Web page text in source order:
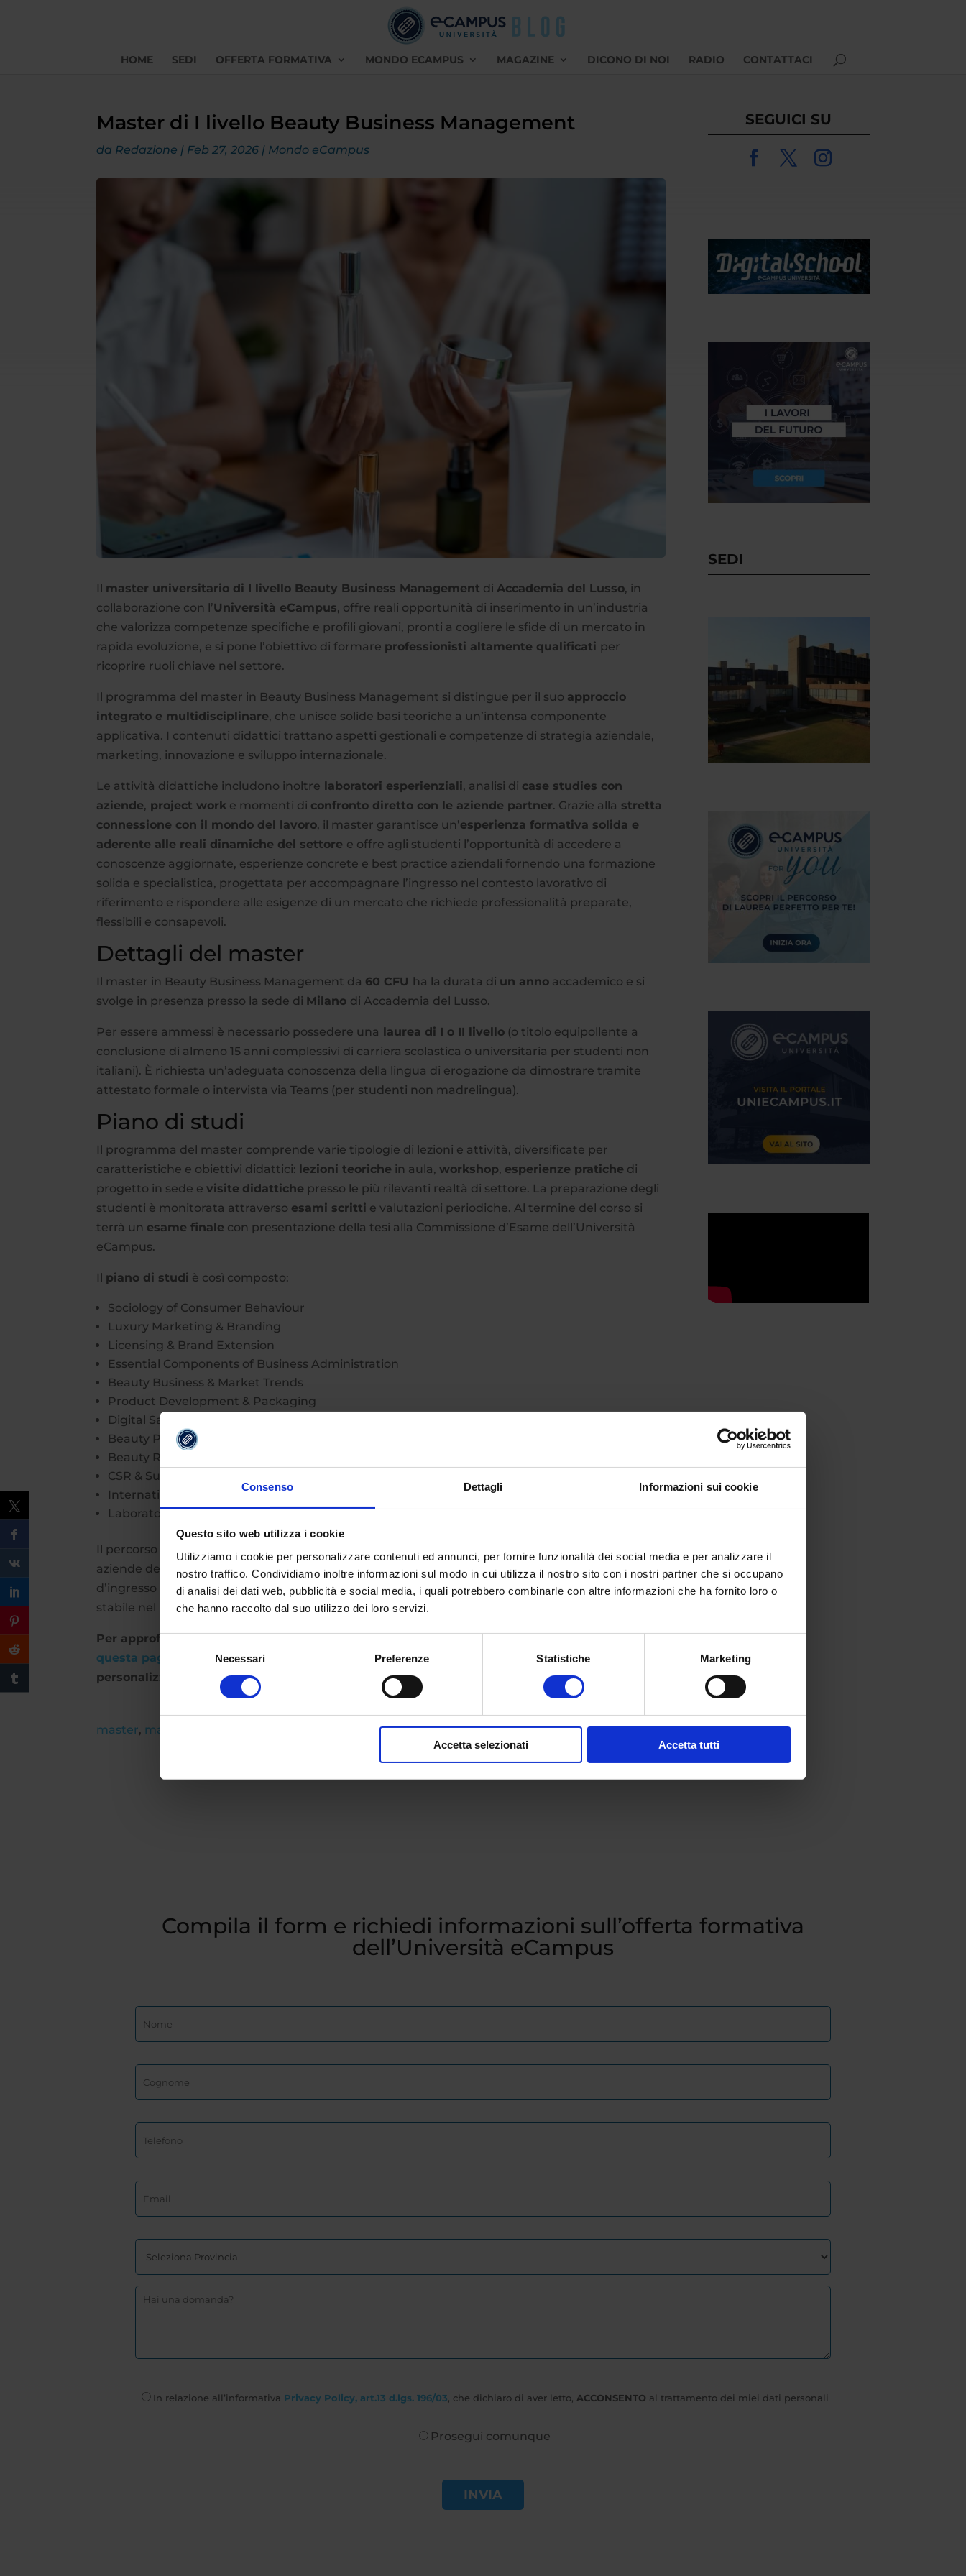
Consenso Dettagli Informazioni sui cookie
Questo sito web utilizza i cookie
Utilizziamo i cookie per personalizzare contenuti ed annunci, per fornire funzionalità dei social media e per analizzare il
nostro traffico. Condividiamo inoltre informazioni sul modo in cui utilizza il nostro sito con i nostri partner che si occupano
di analisi dei dati web, pubblicità e social media, i quali potrebbero combinarle con altre informazioni che ha fornito loro o
che hanno raccolto dal suo utilizzo dei loro servizi.
Selezione
del
Necessari Preferenze Statistiche Marketing
Accetta selezionati Accetta tutti
HOME SEDI OFFERTA FORMATIVA MONDO ECAMPUS MAGAZINE DICONO DI NOI RADIO CONTATTACI
Master di I livello Beauty Business Management
da Redazione | Feb 27, 2026 | Mondo eCampus
Il master universitario di I livello Beauty Business Management diAccademia del Lusso, in
collaborazione con l’Università eCampus, offre reali opportunità di inserimento in un’industria
che valorizza competenze specifiche e profili giovani, pronti a cogliere le sfide di un mercato in
rapida evoluzione, e si pone l’obiettivo di formare professionisti altamente qualificati per
ricoprire ruoli chiave nel settore.
Il programma del master in Beauty Business Management si distingue per il suo approccio
integrato e multidisciplinare, che unisce solide basi teoriche a un’intensa componente
applicativa. I contenuti didattici trattano aspetti gestionali e competenze di strategia aziendale,
marketing, innovazione e sviluppo internazionale.
Le attività didattiche includono inoltre laboratori esperienziali, analisi di case studies con
aziende, project work e momenti di confronto diretto con le aziende partner. Grazie alla stretta
connessione con il mondo del lavoro, il master garantisce un’esperienza formativa solida e
aderente alle reali dinamiche del settore e offre agli studenti l’opportunità di accedere a
conoscenze aggiornate, esperienze concrete e best practice aziendali fornendo una formazione
solida e specialistica, progettata per accompagnare l’ingresso nel contesto lavorativo di
riferimento e rispondere alle esigenze di un mercato che richiede professionalità preparate,
flessibili e consapevoli.
Dettagli del master
Il master in Beauty Business Management da 60 CFU ha la durata di un anno accademico e si
svolge in presenza presso la sede di Milano di Accademia del Lusso.
Per essere ammessi è necessario possedere una laurea di I o II livello (o titolo equipollente a
conclusione di almeno 15 anni complessivi di carriera scolastica o universitaria per studenti non
italiani). È richiesta un’adeguata conoscenza della lingua di erogazione da dimostrare tramite
attestato formale o intervista via Teams (per studenti non madrelingua).
Piano di studi
Il programma del master comprende varie tipologie di lezioni e attività, diversificate per
caratteristiche e obiettivi didattici: lezioni teoriche in aula, workshop, esperienze pratiche di
progetto in sede evisite didattiche presso le più rilevanti realtà di settore. La preparazione degli
studenti è monitorata attraverso esami scritti e valutazioni periodiche. Al termine del corso si
terrà un esame finale con presentazione della tesi alla Commissione d’Esame dell’Università
eCampus.
Il piano di studi è così composto:
Sociology of Consumer Behaviour
Luxury Marketing & Branding
Licensing & Brand Extension
Essential Components of Business Administration
Beauty Business & Market Trends
Product Development & Packaging
Digital Sales Strategies Communication
Beauty PR & Event Management
Beauty Retail, e-Commerce & Customer Experience
CSR & Sustainability
International Strategies
Laboratorio
Il percorso prevede inoltre 300 ore di stage curriculare
che gli studenti svolgeranno presso
aziende del settore beauty d’eccellenza. Lo stage curriculare costituisce una prima modalità
d’ingresso nel contesto aziendale che può trasformarsi inopportunità di inserimentodiretto e
stabile nel mondo del lavoro.
Per approfondire i dettagli del master di I livello in Beauty Business Management visita
questa pagina
. Se vuoi avere maggiori informazioni e ottenere una consulenza gratuita e
personalizzata compila il form qui sotto.
master, master I livello
SEGUICI SU
SEDI
Compila il form e richiedi informazioni sull’offerta formativa
dell’Università eCampus
In relazione all’informativa Privacy Policy, art.13 d.lgs. 196/03 , che dichiaro di aver letto, ACCONSENTO al trattamento dei miei dati personali
Prosegui comunque